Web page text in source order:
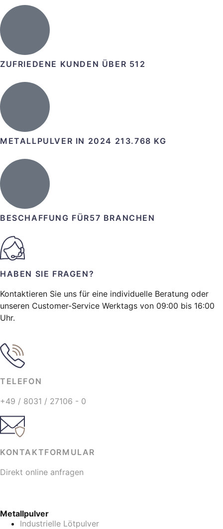
ZUFRIEDENE KUNDEN ÜBER 512
METALLPULVER IN 2024 213.768 KG
BESCHAFFUNG FÜR57 BRANCHEN
HABEN SIE FRAGEN?
Kontaktieren Sie uns für eine individuelle Beratung oder
unseren Customer-Service Werktags von 09:00 bis 16:00
Uhr.
TELEFON
+49 / 8031 / 27106 - 0
KONTAKTFORMULAR
Direkt online anfragen
Metallpulver
Industrielle Lötpulver